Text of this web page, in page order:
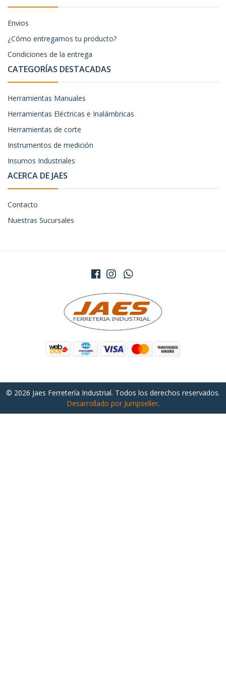
Envios
¿Cómo entregamos tu producto?
Condiciones de la entrega
CATEGORÍAS DESTACADAS
Herramientas Manuales
Herramientas Eléctricas e Inalámbricas
Herramientas de corte
Instrumentos de medición
Insumos Industriales
ACERCA DE JAES
Contacto
Nuestras Sucursales
© 2026 Jaes Ferretería Industrial. Todos los derechos reservados.
Desarrollado por Jumpseller.